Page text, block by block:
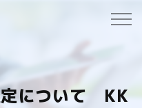
について KK